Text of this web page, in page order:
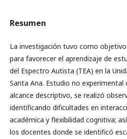
Resumen
La investigación tuvo como
para favorecer el aprendizaje de
del Espectro Autista (TEA) en la
Santa Ana. Estudio no
alcance descriptivo, se realizó
identificando dificultades en
académica y flexibilidad cognitiva;
los docentes donde se identificó